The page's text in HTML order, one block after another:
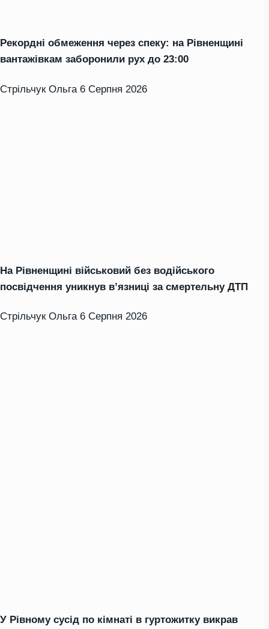
Рекордні обмеження через спеку: на Рівненщині
вантажівкам заборонили рух до 23:00
Стрільчук Ольга 6 Серпня 2026
На Рівненщині військовий без водійського
посвідчення уникнув в’язниці за смертельну ДТП
Стрільчук Ольга 6 Серпня 2026
У Рівному сусід по кімнаті в гуртожитку викрав